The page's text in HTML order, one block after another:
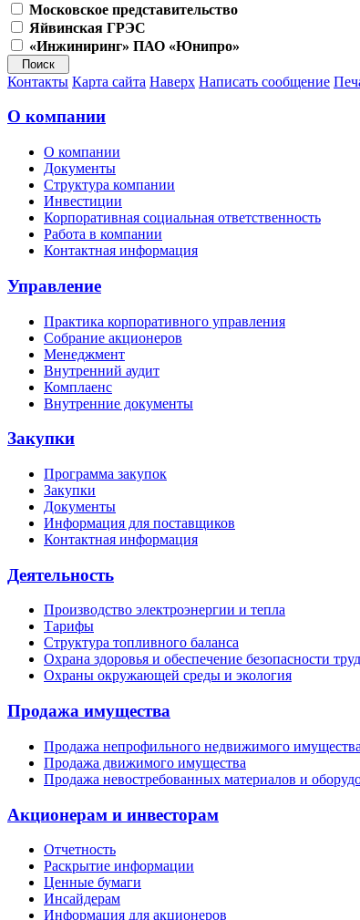
Московское представительство
Яйвинская ГРЭС
«Инжиниринг» ПАО «Юнипро»
Контакты Карта сайта Наверх Написать сообщение
О компании
О компании
Документы
Структура компании
Инвестиции
Корпоративная социальная ответственность
Работа в компании
Контактная информация
Управление
Практика корпоративного управления
Собрание акционеров
Менеджмент
Внутренний аудит
Комплаенс
Внутренние документы
Закупки
Программа закупок
Закупки
Документы
Информация для поставщиков
Контактная информация
Деятельность
Производство электроэнергии и тепла
Тарифы
Структура топливного баланса
Охрана здоровья и обеспечение безопасности
Охраны окружающей среды и экология
Продажа имущества
Продажа непрофильного недвижимого имущества
Продажа движимого имущества
Продажа невостребованных материалов и
Акционерам и инвесторам
Отчетность
Раскрытие информации
Ценные бумаги
Инсайдерам
Информация для акционеров